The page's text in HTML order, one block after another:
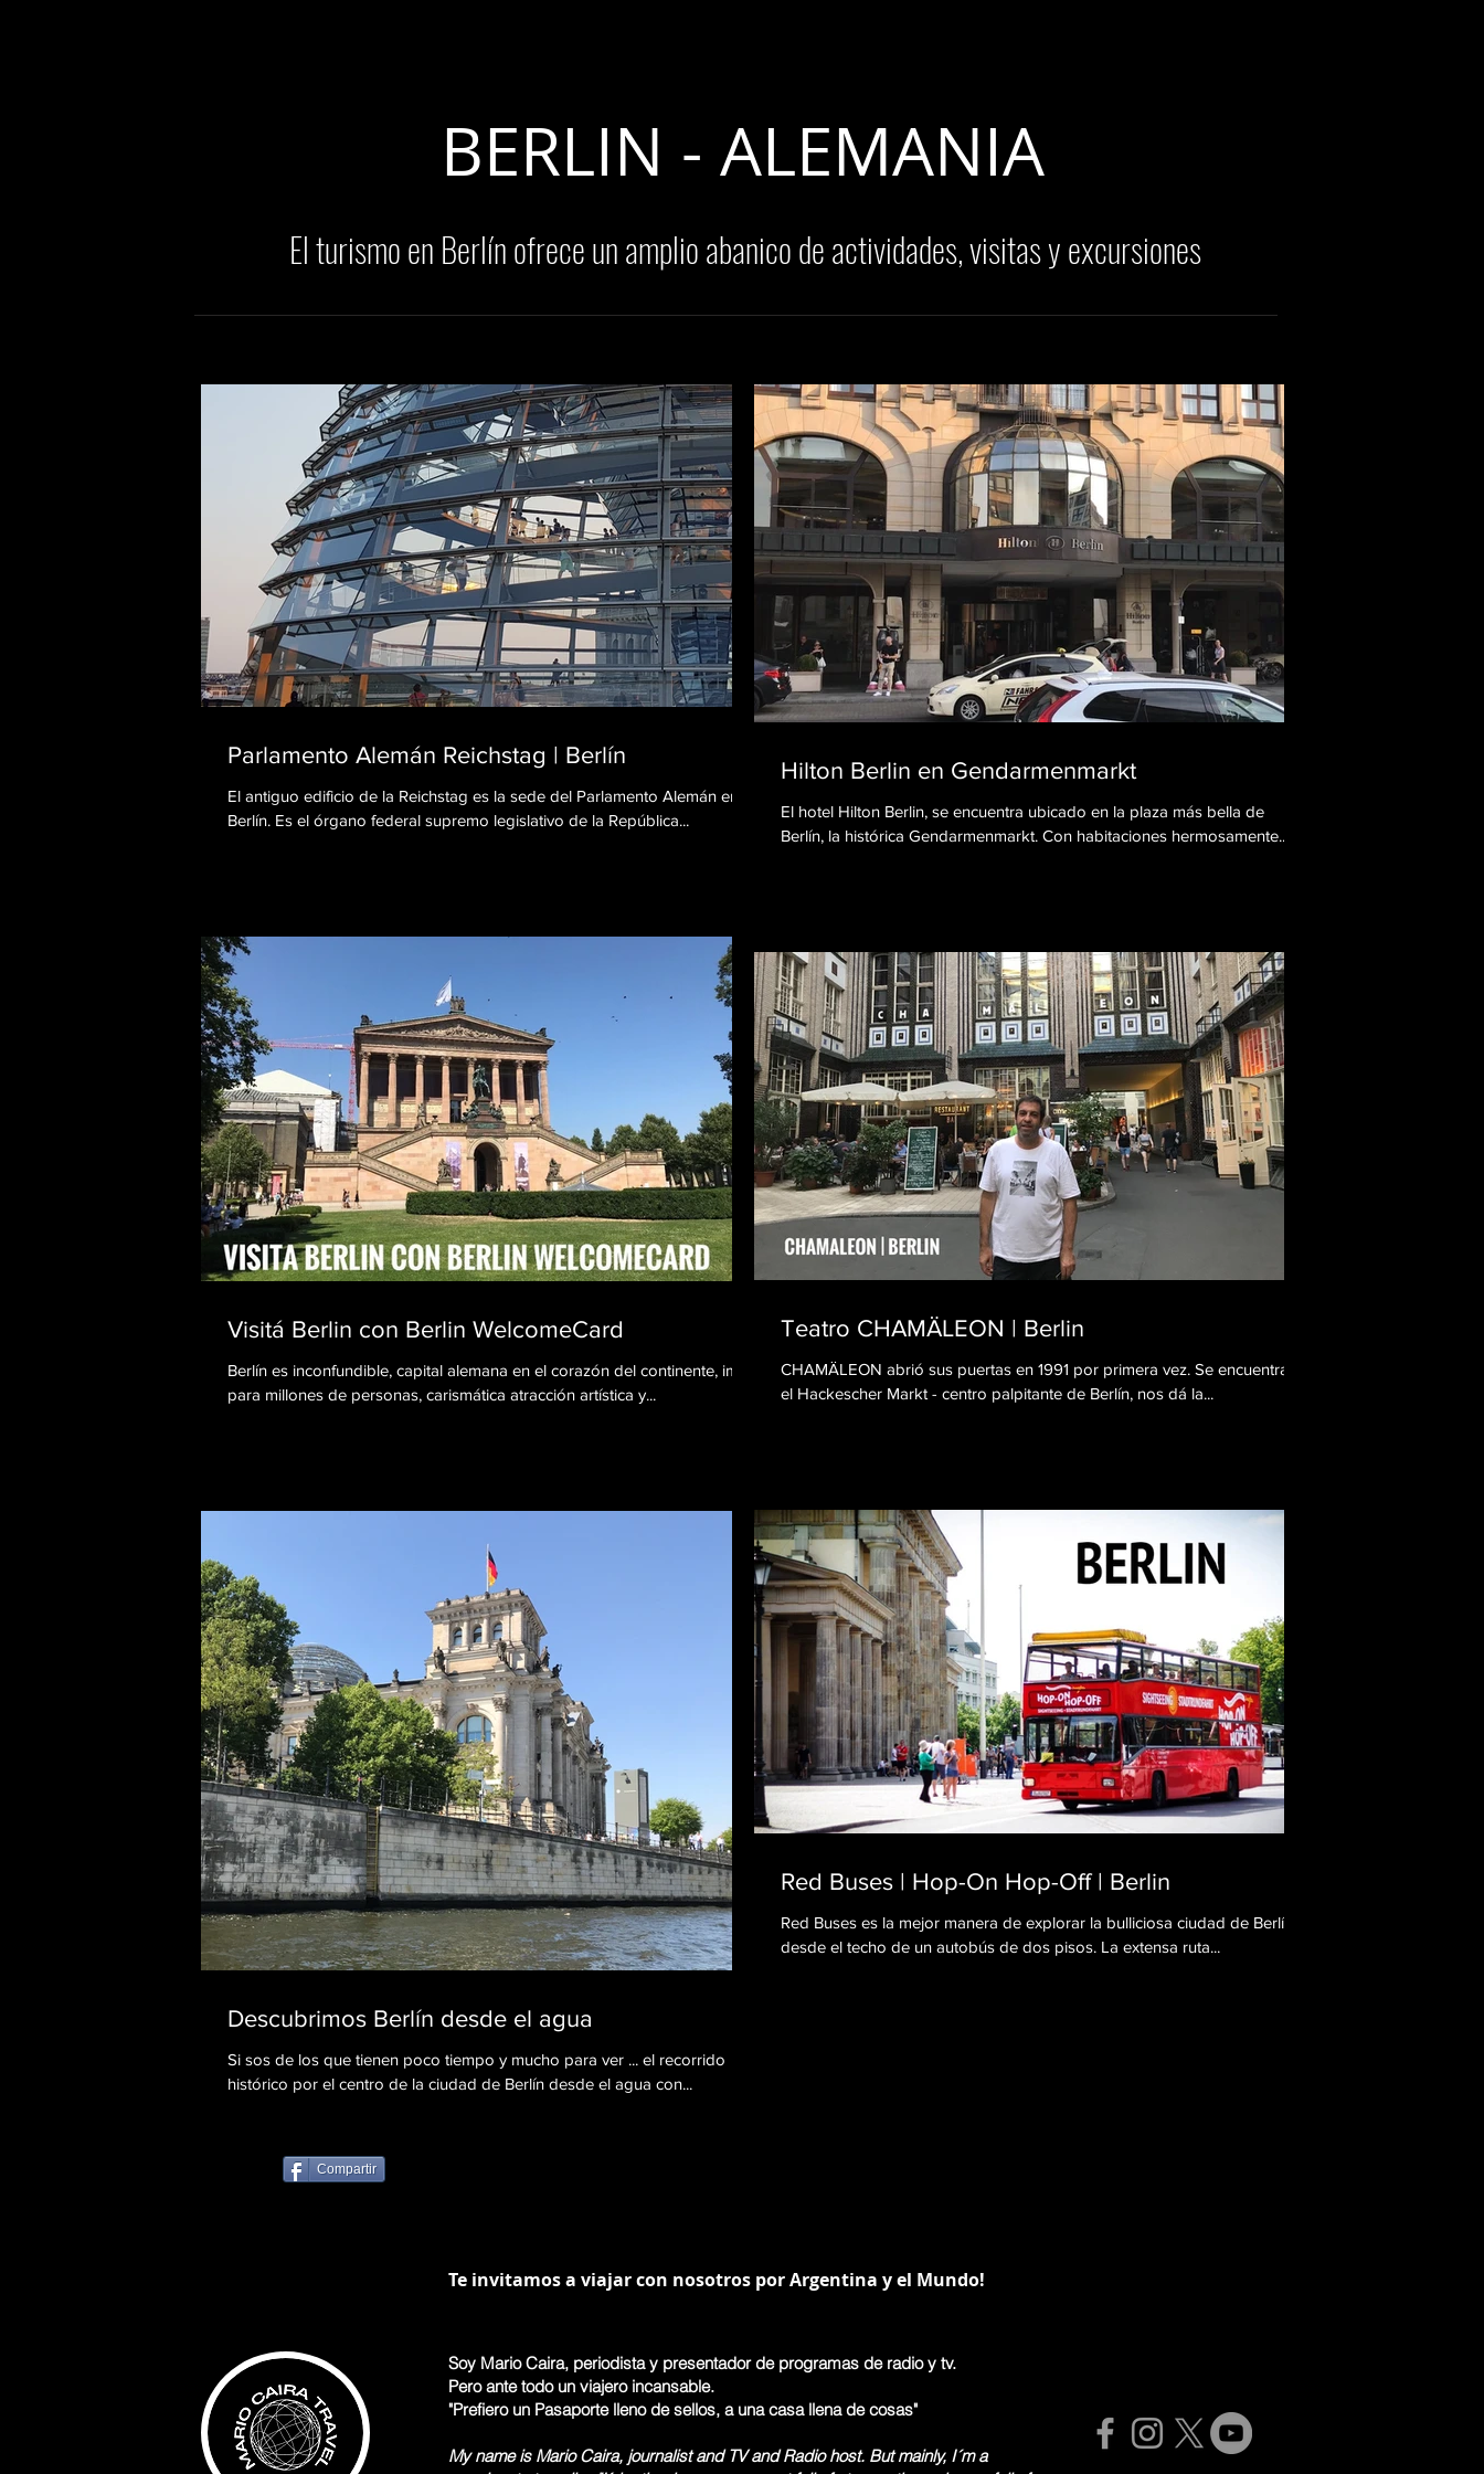
BERLIN - ALEMANIA
El turismo en Berlín ofrece un amplio abanico de actividades, visitas y excursiones
Parlamento Alemán Reichstag | Berlín
El antiguo edificio de la Reichstag es la sede del Parlamento Alemán en
Berlín. Es el órgano federal supremo legislativo de la República...
Hilton Berlin en Gendarmenmarkt
El hotel Hilton Berlin, se encuentra ubicado en la plaza más bella de
Berlín, la histórica Gendarmenmarkt. Con habitaciones hermosamente...
Visitá Berlin con Berlin WelcomeCard
Berlín es inconfundible, capital alemana en el corazón del continente, imán
para millones de personas, carismática atracción artística y...
Teatro CHAMÄLEON | Berlin
CHAMÄLEON abrió sus puertas en 1991 por primera vez. Se encuentra en
el Hackescher Markt - centro palpitante de Berlín, nos dá la...
Descubrimos Berlín desde el agua
Si sos de los que tienen poco tiempo y mucho para ver ... el recorrido
histórico por el centro de la ciudad de Berlín desde el agua con...
Red Buses | Hop-On Hop-Off | Berlin
Red Buses es la mejor manera de explorar la bulliciosa ciudad de Berlín
desde el techo de un autobús de dos pisos. La extensa ruta...
Compartir
Te invitamos a viajar con nosotros por Argentina y el Mundo!
Soy Mario Caira, periodista y presentador de programas de radio y tv.
Pero ante todo un viajero incansable.
"Prefiero un Pasaporte lleno de sellos, a una casa llena de cosas"
My name is Mario Caira, journalist and TV and Radio host. But mainly, I´m a